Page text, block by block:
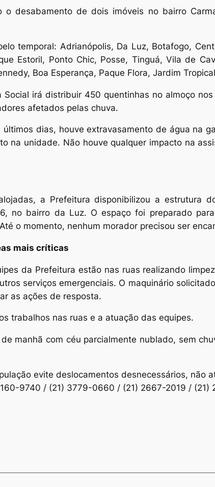
o desabamento de dois imóveis no bairro
temporal: Adrianópolis, Da Luz, Botafogo,
Estoril, Ponto Chic, Posse, Tinguá, Vila de
Boa Esperança, Paque Flora, Jardim
Social irá distribuir 450 quentinhas no almoço
afetados pelas chuva.
dias, houve extravasamento de água na
na unidade. Não houve qualquer impacto na
a Prefeitura disponibilizou a estrutura
no bairro da Luz. O espaço foi preparado
o momento, nenhum morador precisou ser
mais críticas
da Prefeitura estão nas ruas realizando
serviços emergenciais. O maquinário
as ações de resposta.
trabalhos nas ruas e a atuação das equipes.
manhã com céu parcialmente nublado, sem
evite deslocamentos desnecessários, não
9740 / (21) 3779-0660 / (21) 2667-2019 / (21)